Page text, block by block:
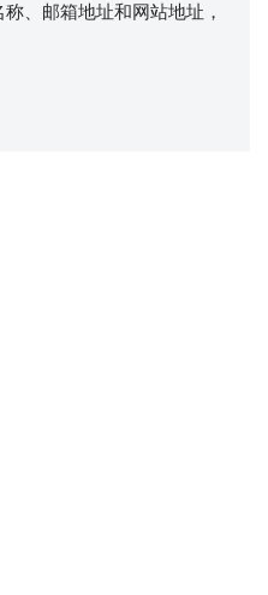
、邮箱地址和网站地址，